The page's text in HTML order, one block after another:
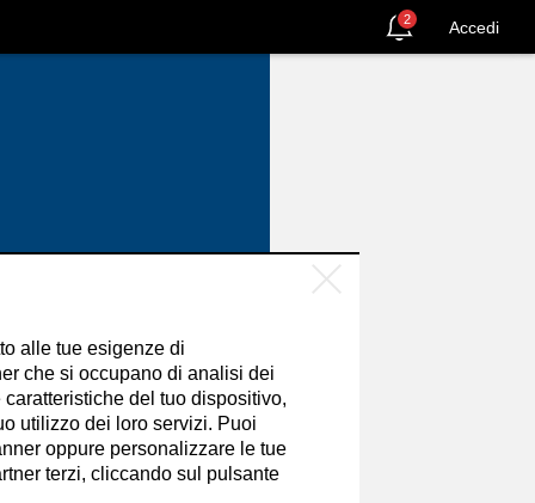
2 Accedi
SEGUI
alle tue esigenze di
che si occupano di analisi dei
del tuo dispositivo,
utilizzo dei loro servizi. Puoi
oppure personalizzare le tue
terzi, cliccando sul pulsante